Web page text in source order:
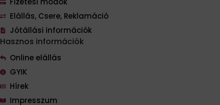
Elállás, Csere, Reklamáció
Jótállási információk
Hasznos információk
Online elállás
GYIK
Hírek
Impresszum